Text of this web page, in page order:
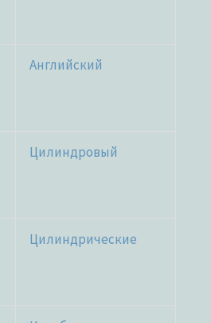
Английский
Цилиндровый
Цилиндрические